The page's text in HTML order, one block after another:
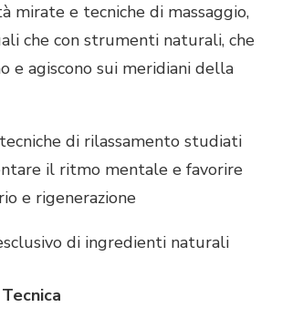
mirate e tecniche di massaggio,
che con strumenti naturali, che
e agiscono sui meridiani della
di rilassamento studiati
il ritmo mentale e favorire
e rigenerazione
di ingredienti naturali